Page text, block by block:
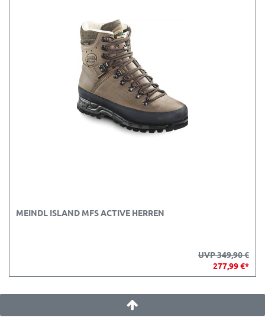
MEINDL ISLAND MFS ACTIVE HERREN
UVP 349,90 €
277,99 €*